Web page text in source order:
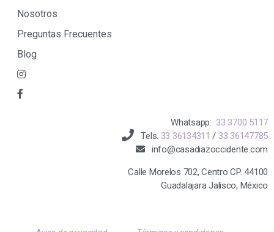
Nosotros
Preguntas Frecuentes
Blog
Whatsapp: 33 3700 5117
Tels. 33 36134311 / 33 36147785
info@casadiazoccidente.com
Calle Morelos 702, Centro CP. 44100
Guadalajara Jalisco, México